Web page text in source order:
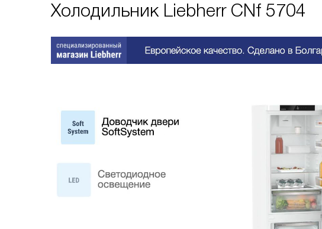
Холодильник Liebherr CNf 5704